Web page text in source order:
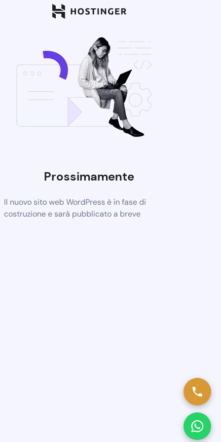
Prossimamente
Il nuovo sito web WordPress è in fase di
costruzione e sarà pubblicato a breve